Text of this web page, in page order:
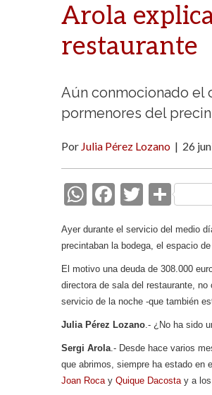
Arola
restaurante
Aún conmocionado el
pormenores del
Por Julia Pérez Lozano | 26
W
at
s
A
p
p
F
e
b
o
o
k
T
itt
er
C
m
p
ar
ti
r
Ayer durante el servicio del medio
precintaban la bodega, el espacio
El motivo una deuda de 308.000
directora de sala del restaurante,
servicio de la noche -que también
Julia Pérez Lozano.- ¿No ha sido
Sergi Arola.- Desde hace varios
que abrimos, siempre ha estado en
Joan Rocay Quique Dacostay a los